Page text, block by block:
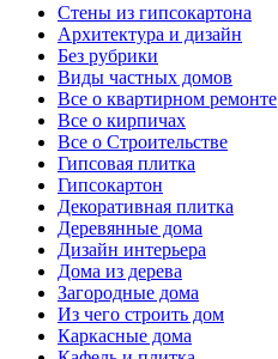
Cтены из гипсокартона
Архитектура и дизайн
Без рубрики
Виды частных домов
Все о квартирном ремонте
Все о кирпичах
Все о Строительстве
Гипсовая плитка
Гипсокартон
Декоративная плитка
Деревянные дома
Дизайн интерьера
Дома из дерева
Загородные дома
Из чего строить дом
Каркасные дома